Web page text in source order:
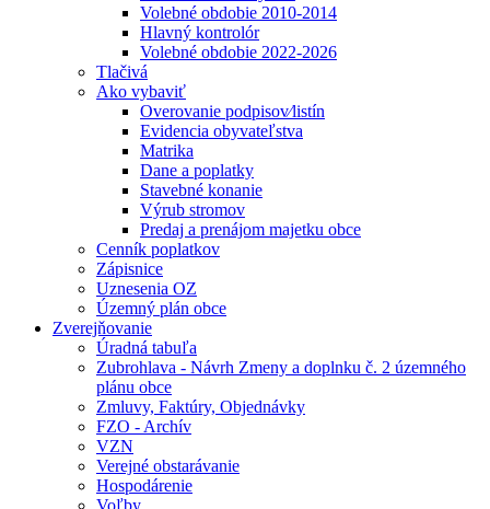
Volebné obdobie 2010-2014
Hlavný kontrolór
Volebné obdobie 2022-2026
Tlačivá
Ako vybaviť
Overovanie podpisov⁄listín
Evidencia obyvateľstva
Matrika
Dane a poplatky
Stavebné konanie
Výrub stromov
Predaj a prenájom majetku obce
Cenník poplatkov
Zápisnice
Uznesenia OZ
Územný plán obce
Zverejňovanie
Úradná tabuľa
Zubrohlava - Návrh Zmeny a doplnku č. 2 územného
plánu obce
Zmluvy, Faktúry, Objednávky
FZO - Archív
VZN
Verejné obstarávanie
Hospodárenie
Voľby